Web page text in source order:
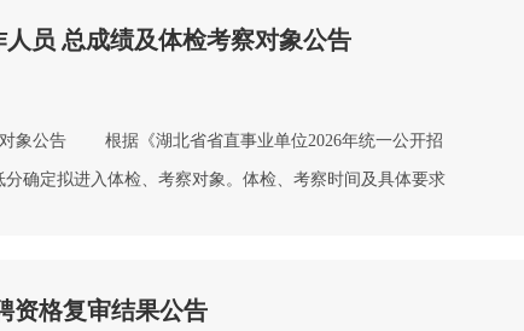
员 总成绩及体检考察对象公告
对象公告 根据《湖北省省直事业单位2026年统一公开招
确定拟进入体检、考察对象。体检、考察时间及具体要求
资格复审结果公告